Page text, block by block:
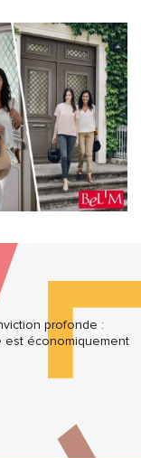
profonde :
est économiquement